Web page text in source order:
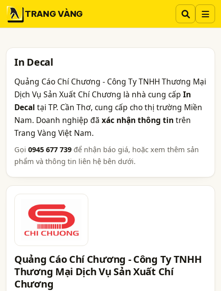
TRANG VÀNG
In Decal
Quảng Cáo Chí Chương - Công Ty TNHH Thương Mại
Dịch Vụ Sản Xuất Chí Chương là nhà cung cấp In
Decal tại TP. Cần Thơ, cung cấp cho thị trường Miền
Nam. Doanh nghiệp đã xác nhận thông tin trên
Trang Vàng Việt Nam.
Gọi 0945 677 739 để nhận báo giá, hoặc xem thêm sản
phẩm và thông tin liên hệ bên dưới.
Quảng Cáo Chí Chương - Công Ty TNHH
Thương Mại Dịch Vụ Sản Xuất Chí
Chương